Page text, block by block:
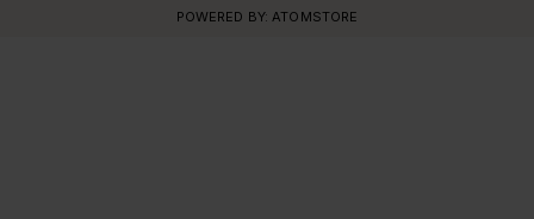
POWERED BY: ATOMSTORE